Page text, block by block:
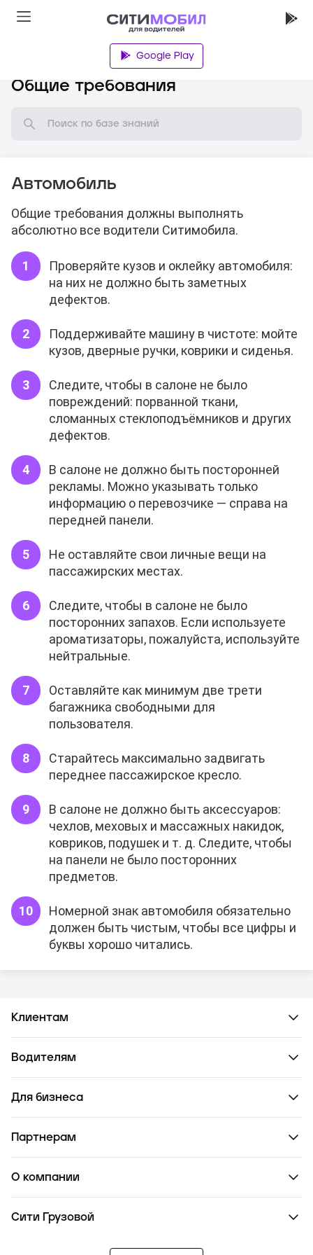
Google Play
Общие требования
Автомобиль
Общие требования должны выполнять
абсолютно все водители Ситимобила.
Проверяйте кузов и оклейку автомобиля:
на них не должно быть заметных
дефектов.
Поддерживайте машину в чистоте: мойте
кузов, дверные ручки, коврики и сиденья.
Следите, чтобы в салоне не было
повреждений: порванной ткани,
сломанных стеклоподъёмников и других
дефектов.
В салоне не должно быть посторонней
рекламы. Можно указывать только
информацию о перевозчике — справа на
передней панели.
Не оставляйте свои личные вещи на
пассажирских местах.
Следите, чтобы в салоне не было
посторонних запахов. Если используете
ароматизаторы, пожалуйста, используйте
нейтральные.
Оставляйте как минимум две трети
багажника свободными для
пользователя.
Старайтесь максимально задвигать
переднее пассажирское кресло.
В салоне не должно быть аксессуаров:
чехлов, меховых и массажных накидок,
ковриков, подушек и т. д. Следите, чтобы
на панели не было посторонних
предметов.
Номерной знак автомобиля обязательно
должен быть чистым, чтобы все цифры и
буквы хорошо читались.
Клиентам
Водителям
Для бизнеса
Партнерам
О компании
Сити Грузовой